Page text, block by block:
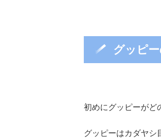
グッピ
初めにグッピーがど
グッピーはカダヤシ